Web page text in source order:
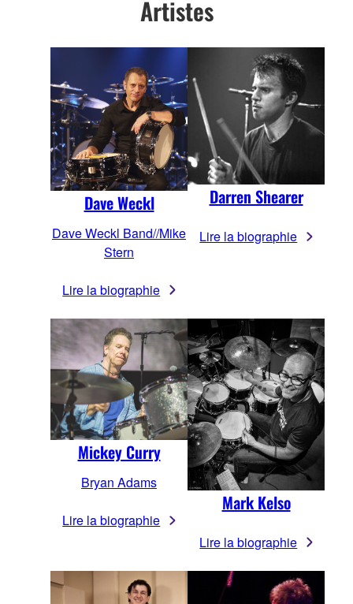
Artistes
Dave Weckl
Dave Weckl Band//Mike
Stern
Lire la biographie
Darren Shearer
Lire la biographie
Mickey Curry
Bryan Adams
Lire la biographie
Mark Kelso
Lire la biographie